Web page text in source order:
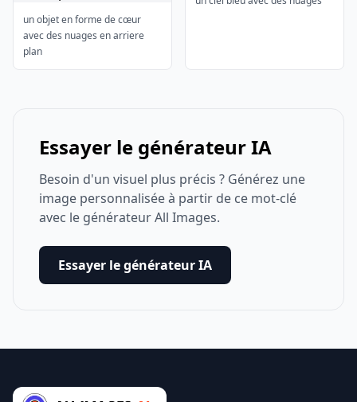
un objet en forme de cœur
avec des nuages ​​en arriere
plan
Essayer le générateur IA
Besoin d'un visuel plus précis ? Générez une
image personnalisée à partir de ce mot-clé
avec le générateur All Images.
Essayer le générateur IA